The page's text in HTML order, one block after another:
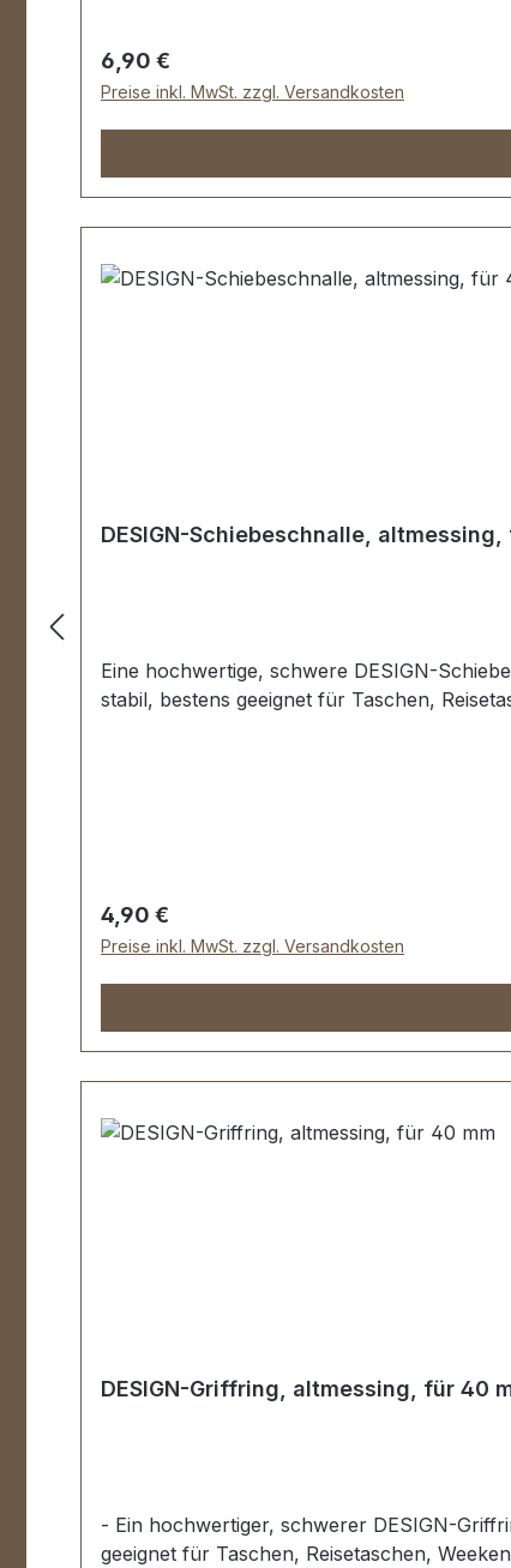
Regulärer Preis:
6,90 €
Preise inkl. MwSt. zzgl. Versandkosten
DESIGN-Schiebeschnalle,
Eine hochwertige, schwere DESIGN-
stabil, bestens geeignet für Taschen,
Regulärer Preis:
4,90 €
Preise inkl. MwSt. zzgl. Versandkosten
DESIGN-Griffring, altmessing, für 40
- Ein hochwertiger, schwerer DESIGN-
geeignet für Taschen, Reisetaschen,